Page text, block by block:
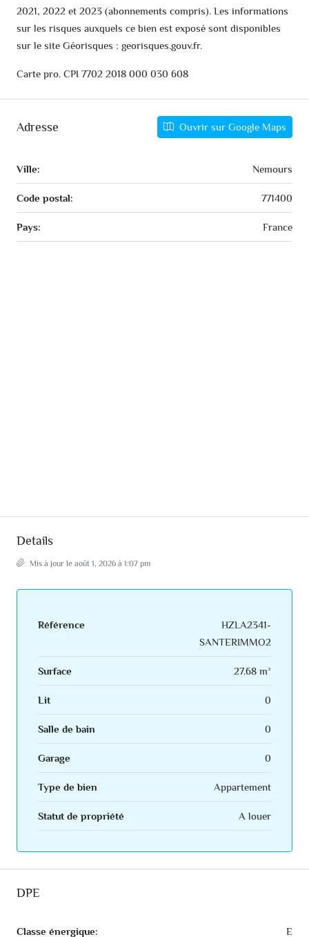
2021, 2022 et 2023 (abonnements compris). Les informations
sur les risques auxquels ce bien est exposé sont disponibles
sur le site Géorisques : georisques.gouv.fr.
Carte pro. CPI 7702 2018 000 030 608
Adresse Ouvrir sur Google Maps
Ville: Nemours
Code postal: 771400
Pays: France
Details
Mis à jour le août 1, 2026 à 1:07 pm
Référence
HZLA2341-
SANTERIMMO2
Surface 27.68 m²
Lit 0
Salle de bain 0
Garage 0
Type de bien Appartement
Statut de propriété A louer
DPE
Classe énergique: E